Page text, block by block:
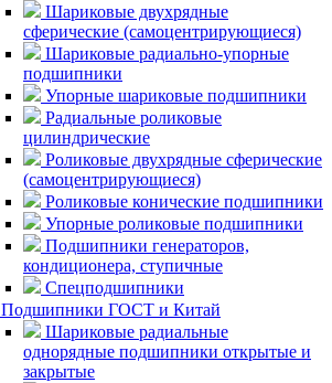
Шариковые двухрядные
сферические (самоцентрирующиеся)
Шариковые радиально-упорные
подшипники
Упорные шариковые подшипники
Радиальные роликовые
цилиндрические
Роликовые двухрядные сферические
(самоцентрирующиеся)
Роликовые конические подшипники
Упорные роликовые подшипники
Подшипники генераторов,
кондиционера, ступичные
Спецподшипники
Подшипники ГОСТ и Китай
Шариковые радиальные
однорядные подшипники открытые и
закрытые